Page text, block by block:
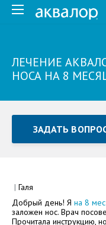
ЛЕЧЕНИЕ
НОСА НА 8
ЗАДАТЬ
Как Вас зовут
| Галя
Добрый день! Я на 8
заложен нос. Врач
Прочитала инструкцию,